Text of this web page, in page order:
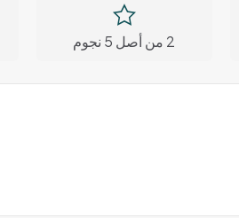
2 من أصل 5 نجوم